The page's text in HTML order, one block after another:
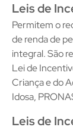
Leis de
Permitem o
de renda de
integral. São
Lei de
Criança e do
Idosa,
Leis de